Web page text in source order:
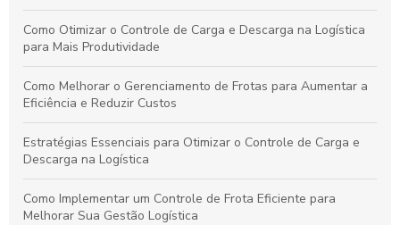
Como Otimizar o Controle de Carga e Descarga na Logística
para Mais Produtividade
Como Melhorar o Gerenciamento de Frotas para Aumentar a
Eficiência e Reduzir Custos
Estratégias Essenciais para Otimizar o Controle de Carga e
Descarga na Logística
Como Implementar um Controle de Frota Eficiente para
Melhorar Sua Gestão Logística